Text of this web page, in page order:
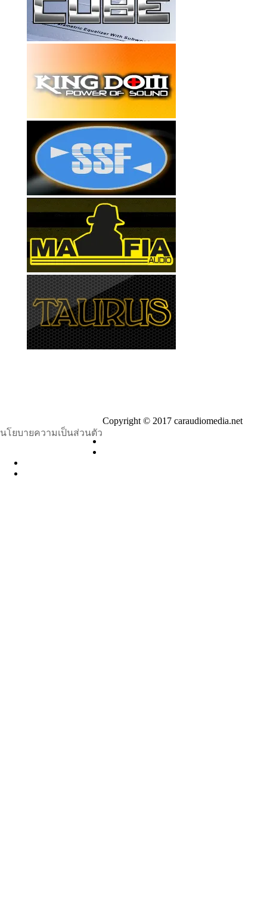
นโยบายความเป็นส่วนตัว
Copyright © 2017 caraudiomedia.net